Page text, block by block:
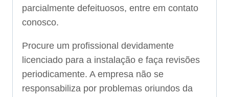
parcialmente defeituosos, entre em contato
conosco.
Procure um profissional devidamente
licenciado para a instalação e faça revisões
periodicamente. A empresa não se
responsabiliza por problemas oriundos da